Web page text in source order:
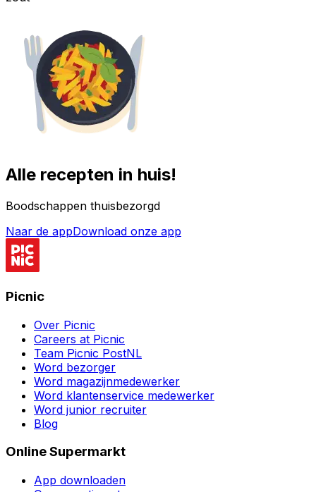
Alle recepten in huis!
Boodschappen thuisbezorgd
Naar de appDownload onze app
Picnic
Over Picnic
Careers at Picnic
Team Picnic PostNL
Word bezorger
Word magazijnmedewerker
Word klantenservice medewerker
Word junior recruiter
Blog
Online Supermarkt
App downloaden